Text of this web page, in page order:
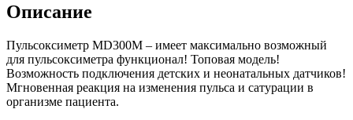
Описание
Пульсоксиметр MD300M – имеет максимально возможный
для пульсоксиметра функционал! Топовая модель!
Возможность подключения детских и неонатальных датчиков!
Мгновенная реакция на изменения пульса и сатурации в
организме пациента.